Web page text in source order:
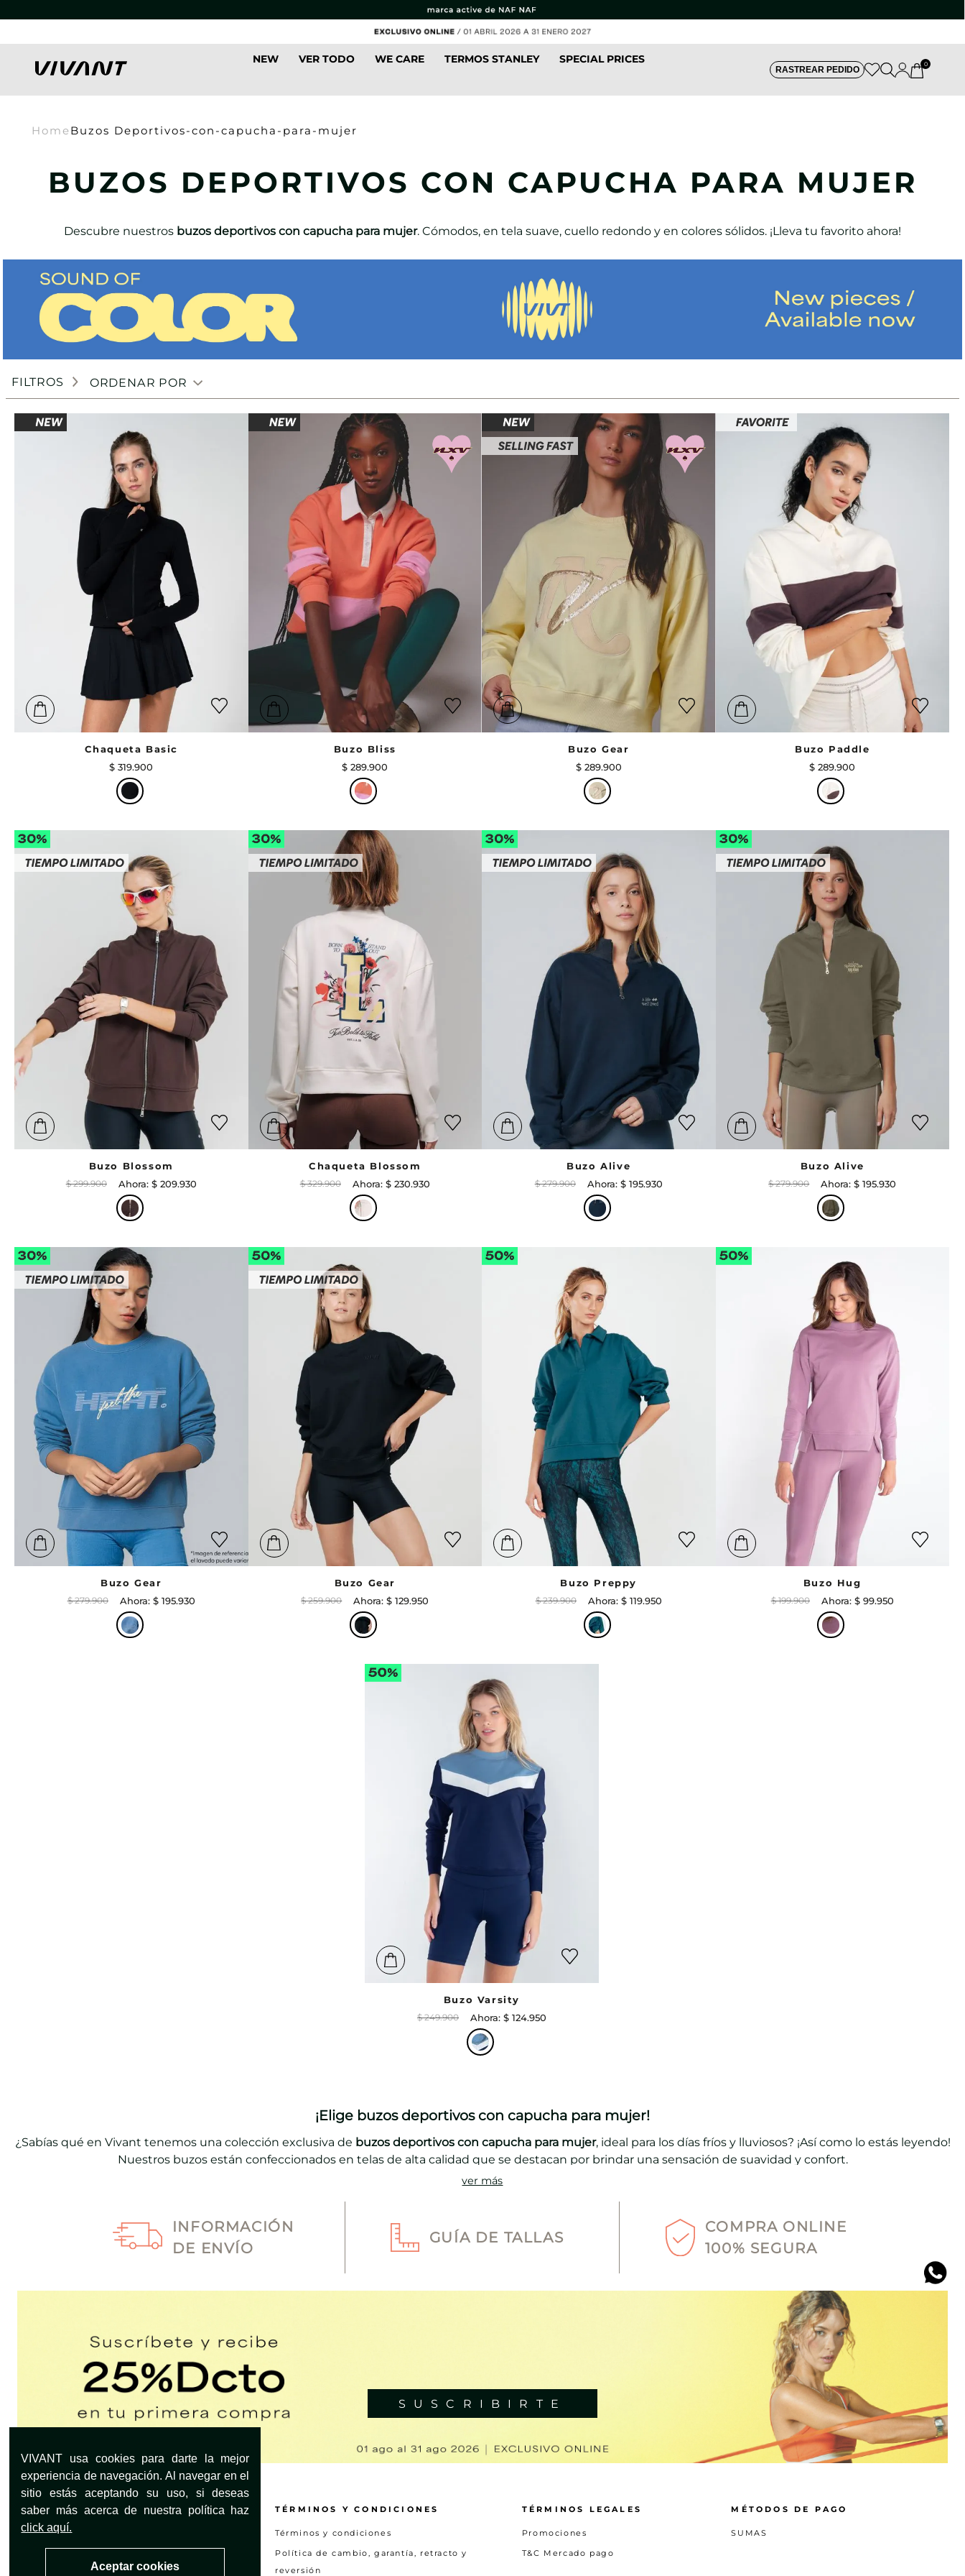
VIVANT usa cookies para darte la mejor
experiencia de navegación. Al navegar en el
sitio estás aceptando su uso, si deseas
saber más acerca de nuestra política haz
click aquí.
Aceptar cookies
NEW VER TODO WE CARE TERMOS STANLEY SPECIAL PRICES
RASTREAR PEDIDO
0
HomeBuzos Deportivos-con-capucha-para-mujer
BUZOS DEPORTIVOS CON CAPUCHA PARA MUJER
Descubre nuestros buzos deportivos con capucha para mujer. Cómodos, en tela suave, cuello redondo y en colores sólidos. ¡Lleva tu favorito ahora!
FILTROS ORDENAR POR
Chaqueta Basic
$ 319.900
Buzo Bliss
$ 289.900
Buzo Gear
$ 289.900
Buzo Paddle
$ 289.900
Buzo Blossom
$ 299.900 $ 209.930
Chaqueta Blossom
$ 329.900 $ 230.930
Buzo Alive
$ 279.900 $ 195.930
Buzo Alive
$ 279.900 $ 195.930
Buzo Gear
$ 279.900 $ 195.930
Buzo Gear
$ 259.900 $ 129.950
Buzo Preppy
$ 239.900 $ 119.950
Buzo Hug
$ 199.900 $ 99.950
Buzo Varsity
$ 249.900 $ 124.950
¡Elige buzos deportivos con capucha para mujer!
¿Sabías qué en Vivant tenemos una colección exclusiva de buzos deportivos con capucha para mujer, ideal para los días fríos y lluviosos? ¡Así como lo estás leyendo!
Nuestros buzos están confeccionados en telas de alta calidad que se destacan por brindar una sensación de suavidad y confort.
cuentan con un ajuste perfecto, gracias a su silueta suelta, tejidos abiertos, hilos gruesos y puños en rib que ayudan a
mantener el calor, mientras que la capucha te protegerá del viento y de la lluvia.
Pero eso no es todo, también puedes encontrar nuestros
buzos con capucha para mujeren tela suave, pesada y con cuello tipo polo, un diseño perfecto para cubrirte
después de salir del gym o para tener una tarde de domingo divertida.
Ahora bien, lo más importante es combinarlos para crear un estilo auténtico, suave y elástico, es por esto que, este tipo de prendas van muy bien con unos pantalones
frescos de bota ancha y de tiro alto, lo que te permitirá sentirte cómoda mientras realizas tu rutina de ejercicio.
Si por el contrario, quieres crear un look casual para las tardes relajadas, puedes combinarlos con joggers de cintura ajustable y bolsillos laterales.
En definitiva, nuestros buzos deportivos con capucha para mujer
son la prenda que necesitas para aquellos días en los que prima la comodidad. ¡Elige tu favorito en
ver más
INFORMACIÓN
DE ENVÍO
GUÍA DE TALLAS
COMPRA ONLINE
100% SEGURA
SUSCRIBIRTE
¿NECESITAS AYUDA?
Preguntas frecuentes
TÉRMINOS Y CONDICIONES
Términos y condiciones
Política de cambio, garantía, retracto y
reversión
TÉRMINOS LEGALES
Promociones
T&C Mercado pago
MÉTODOS DE PAGO
SUMAS